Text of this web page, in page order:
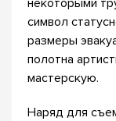
символ
размеры
полотна
мастерскую.
Наряд для